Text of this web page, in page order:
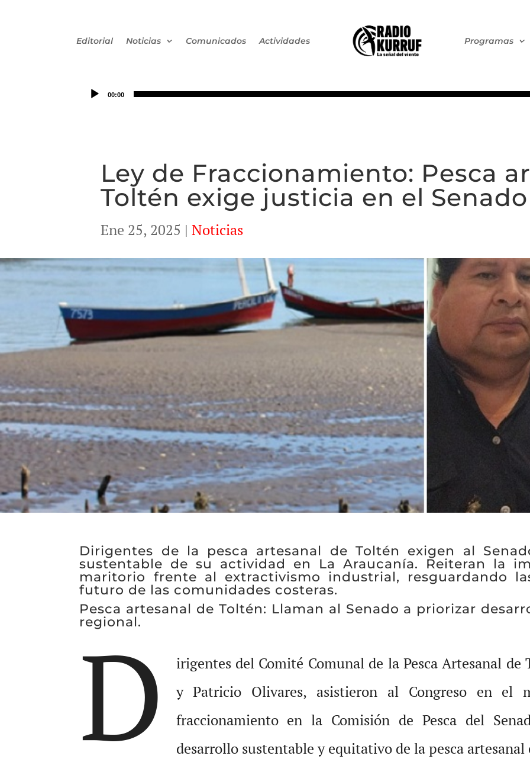
Editorial Noticias Comunicados Actividades Programas
00:00
Ley de Fraccionamiento: Pesca
Toltén exige justicia en el Senado
Ene 25, 2025 |Noticias
Dirigentes de la pesca artesanal de Toltén exigen al
sustentable de su actividad en La Araucanía. Reiteran la
maritorio frente al extractivismo industrial, resguardando
futuro de las comunidades costeras.
Pesca artesanal de Toltén: Llaman al Senado a priorizar
regional.
D
irigentes del Comité Comunal de la Pesca Artesanal de
y Patricio Olivares, asistieron al Congreso en el
fraccionamiento en la Comisión de Pesca del
desarrollo sustentable y equitativo de la pesca artesanal